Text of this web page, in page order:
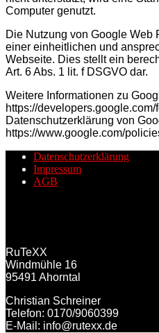
Computer genutzt.
Die Nutzung von Google Web
einer einheitlichen und
Webseite. Dies stellt ein
Art. 6 Abs. 1 lit. f DSGVO dar.
Weitere Informationen zu
https://
Datenschutzerklärung von
https://www.google.com/
Datenschutzerklärung
Impressum
AGB
RuTeXX
Windmühle 16
95491 Ahorntal
Christian Schreiner
Telefon: 0170/9060399
E-Mail: info@rutexx.de